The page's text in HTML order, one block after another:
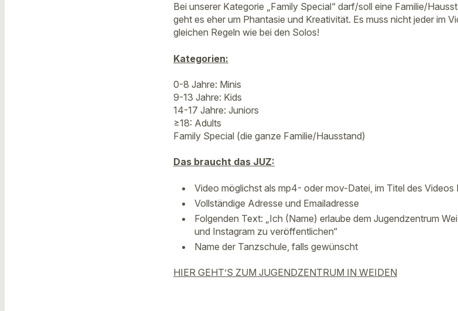
Bei unserer Kategorie „Family Special“ darf/soll eine Familie/
geht es eher um Phantasie und Kreativität. Es muss nicht jeder im
gleichen Regeln wie bei den Solos!
Kategorien:
0-8 Jahre: Minis
9-13 Jahre: Kids
14-17 Jahre: Juniors
≥18: Adults
Family Special (die ganze Familie/Hausstand)
Das braucht das JUZ:
Video möglichst als mp4- oder mov-Datei, im Titel des
Vollständige Adresse und Emailadresse
Folgenden Text: „Ich (Name) erlaube dem Jugendzentrum
und Instagram zu veröffentlichen“
Name der Tanzschule, falls gewünscht
HIER GEHT’S ZUM JUGENDZENTRUM IN WEIDEN